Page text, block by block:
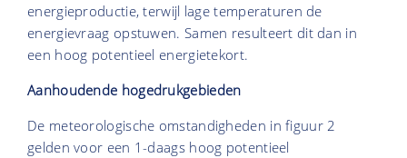
energieproductie, terwijl lage temperaturen de
energievraag opstuwen. Samen resulteert dit dan in
een hoog potentieel energietekort.
Aanhoudende hogedrukgebieden
De meteorologische omstandigheden in figuur 2
gelden voor een 1-daags hoog potentieel